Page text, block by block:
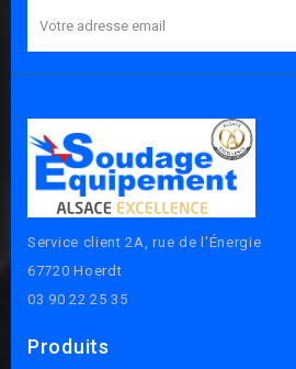
Service client 2A, rue de l'Énergie
67720 Hoerdt
03 90 22 25 35
Produits